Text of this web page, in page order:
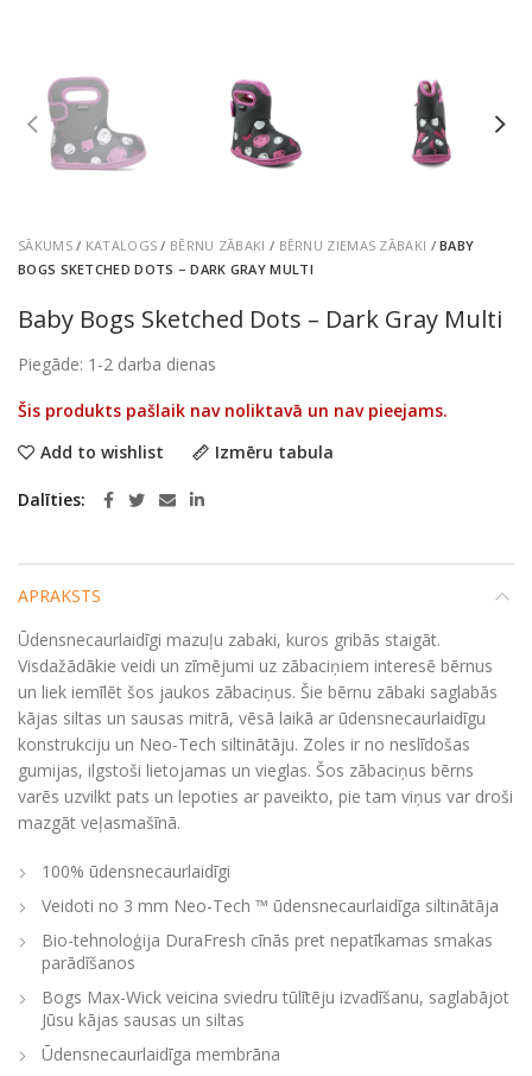
SĀKUMS/ KATALOGS / BĒRNU ZĀBAKI / BĒRNU ZIEMAS ZĀBAKI /BABY
BOGS SKETCHED DOTS – DARK GRAY MULTI
Baby Bogs Sketched Dots – Dark Gray Multi
Piegāde: 1-2 darba dienas
Šis produkts pašlaik nav noliktavā un nav pieejams.
Add to wishlist
Izmēru tabula
Dalīties
APRAKSTS
Ūdensnecaurlaidīgi mazuļu zabaki, kuros gribās staigāt.
Visdažādākie veidi un zīmējumi uz zābaciņiem interesē bērnus
un liek iemīlēt šos jaukos zābaciņus. Šie bērnu zābaki saglabās
kājas siltas un sausas mitrā, vēsā laikā ar ūdensnecaurlaidīgu
konstrukciju un Neo-Tech siltinātāju. Zoles ir no neslīdošas
gumijas, ilgstoši lietojamas un vieglas. Šos zābaciņus bērns
varēs uzvilkt pats un lepoties ar paveikto, pie tam viņus var droši
mazgāt veļasmašīnā.
100% ūdensnecaurlaidīgi
Veidoti no 3 mm Neo-Tech ™ ūdensnecaurlaidīga siltinātāja
Bio-tehnoloģija DuraFresh cīnās pret nepatīkamas smakas
parādīšanos
Bogs Max-Wick veicina sviedru tūlītēju izvadīšanu, saglabājot
Jūsu kājas sausas un siltas
Ūdensnecaurlaidīga membrāna